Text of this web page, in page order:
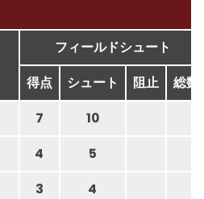
フィールドシュート
得点 シュート 阻止 総数
7 10
4 5
3 4